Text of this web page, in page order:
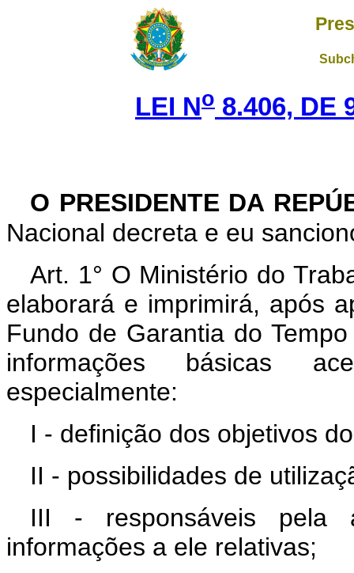
LEI No 8.406, DE
O PRESIDENTE DA
Nacional decreta e eu
Art. 1° O Ministério do
elaborará e imprimirá, após
Fundo de Garantia do
informações básicas
especialmente:
I - definição dos objetivos
II - possibilidades de
III - responsáveis pela
informações a ele relativas;